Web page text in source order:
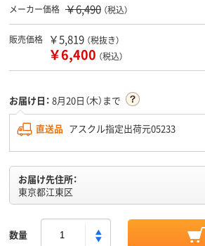
メーカー価格 ￥6,490 （税込）
販売価格 ￥5,819 （税抜き）
￥6,400 （税込）
お届け日： 8月20日（木）まで
直送品 アスクル指定出荷元05233
お届け先住所：
東京都江東区
数量